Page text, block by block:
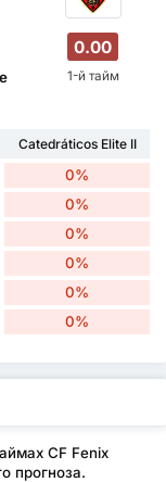
0.00
1-й тайм
Catedráticos Elite II
0%
0%
0%
0%
0%
0%
CF Fenix
прогноза.